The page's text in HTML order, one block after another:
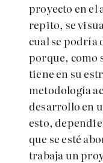
proyecto en el
repito, se
cual se podría
porque, como
tiene en su
metodología
desarrollo en
esto,
que se esté
trabaja un